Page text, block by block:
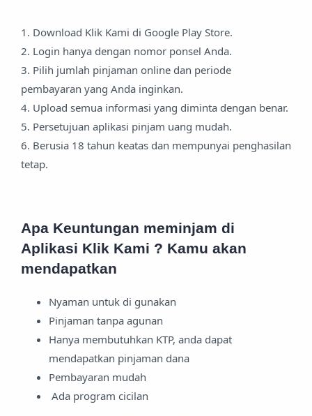
1. Download Klik Kami di Google Play Store.
2. Login hanya dengan nomor ponsel Anda.
3. Pilih jumlah pinjaman online dan periode
pembayaran yang Anda inginkan.
4. Upload semua informasi yang diminta dengan benar.
5. Persetujuan aplikasi pinjam uang mudah.
6. Berusia 18 tahun keatas dan mempunyai penghasilan
tetap.
Apa Keuntungan meminjam di
Aplikasi Klik Kami ? Kamu akan
mendapatkan
Nyaman untuk di gunakan
Pinjaman tanpa agunan
Hanya membutuhkan KTP, anda dapat
mendapatkan pinjaman dana
Pembayaran mudah
Ada program cicilan